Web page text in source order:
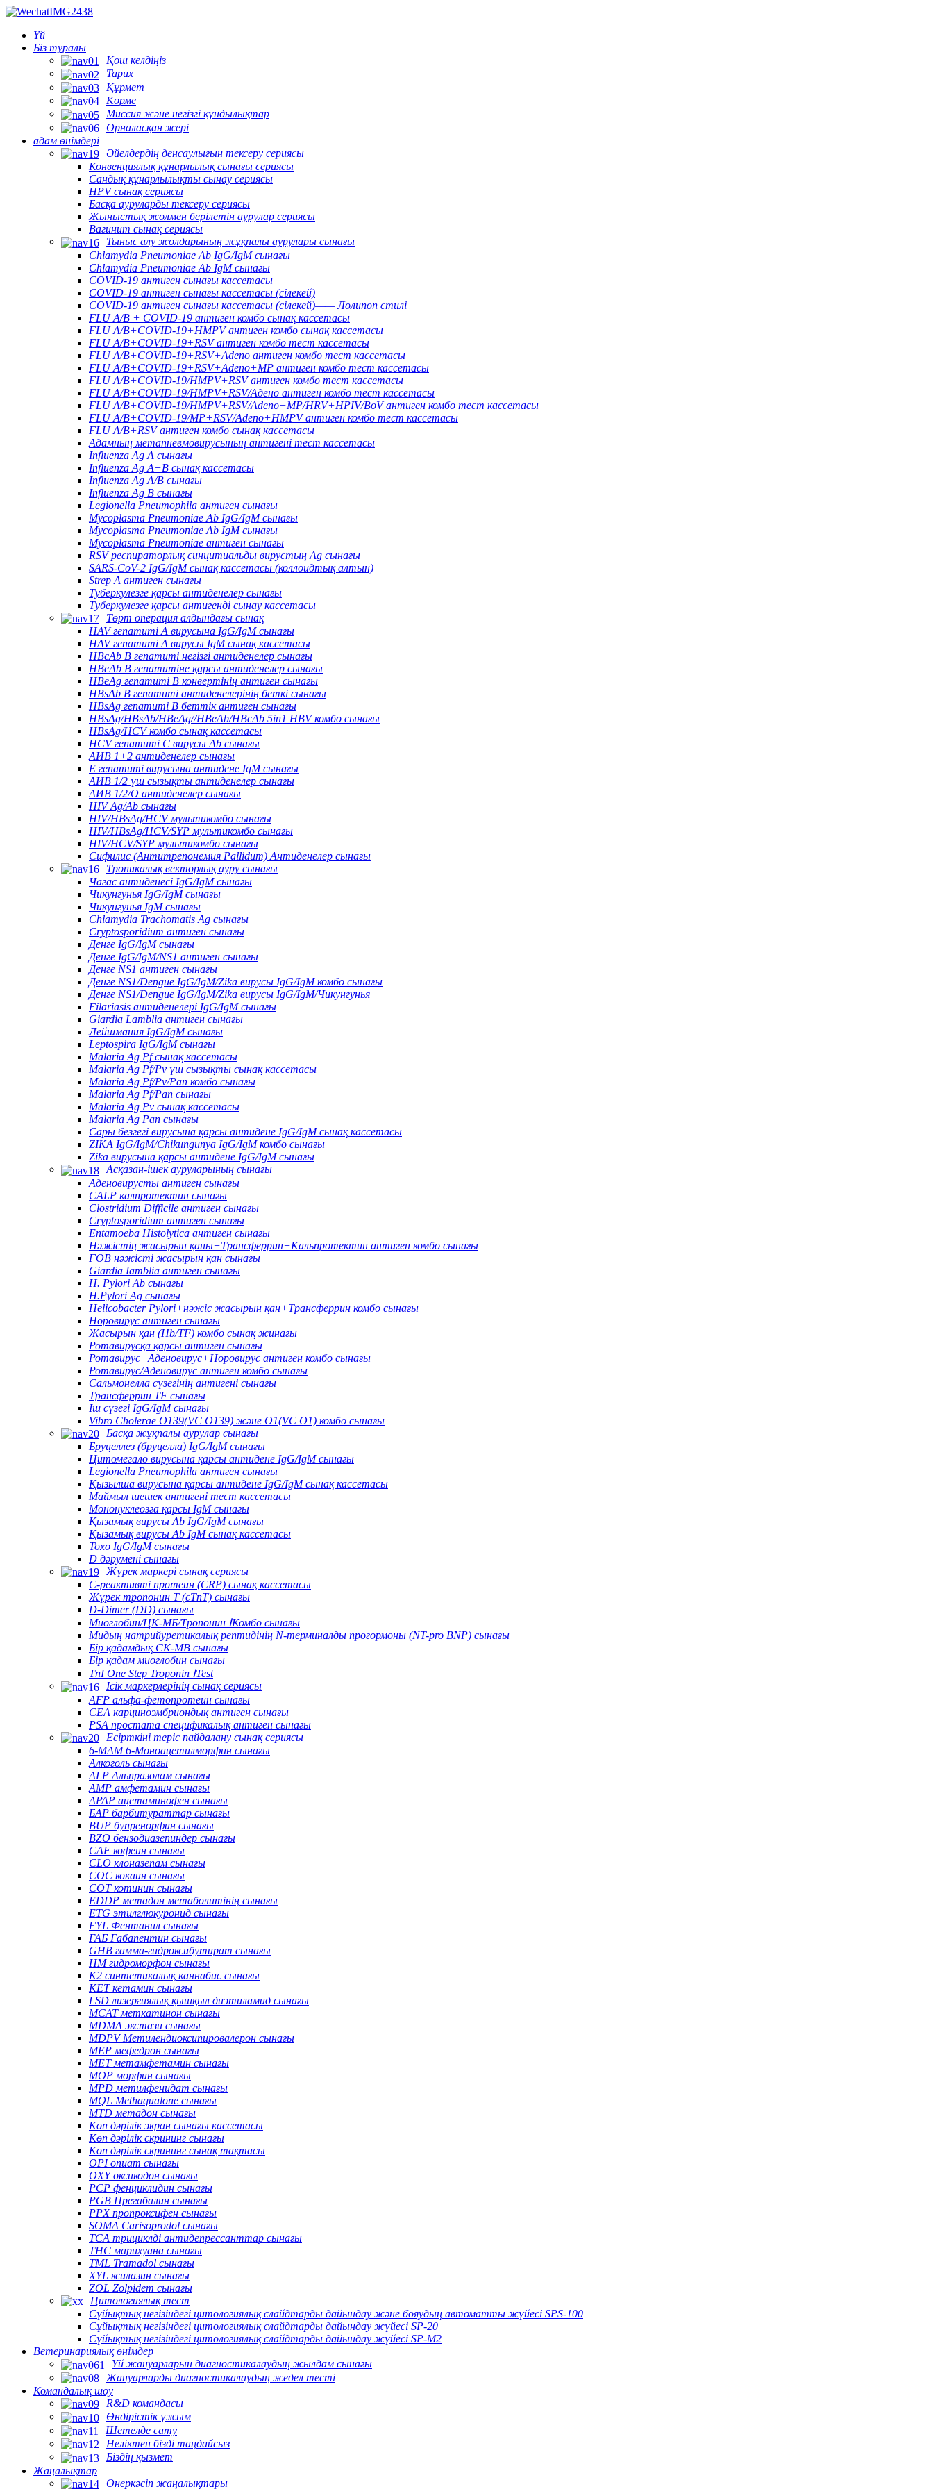
Үй
Біз туралы
Қош келдіңіз
Тарих
Құрмет
Көрме
Миссия және негізгі құндылықтар
Орналасқан жері
адам өнімдері
Әйелдердің денсаулығын тексеру сериясы
Конвенциялық құнарлылық сынағы сериясы
Сандық құнарлылықты сынау сериясы
HPV сынақ сериясы
Басқа ауруларды тексеру сериясы
Жыныстық жолмен берілетін аурулар сериясы
Вагинит сынақ сериясы
Тыныс алу жолдарының жұқпалы аурулары сынағы
Chlamydia Pneumoniae Ab IgG/IgM сынағы
Chlamydia Pneumoniae Ab IgM сынағы
COVID-19 антиген сынағы кассетасы
COVID-19 антиген сынағы кассетасы (сілекей)
COVID-19 антиген сынағы кассетасы (сілекей)—— Лолипоп стилі
FLU A/B + COVID-19 антиген комбо сынақ кассетасы
FLU A/B+COVID-19+HMPV антиген комбо сынақ кассетасы
FLU A/B+COVID-19+RSV антиген комбо тест кассетасы
FLU A/B+COVID-19+RSV+Adeno антиген комбо тест кассетасы
FLU A/B+COVID-19+RSV+Adeno+MP антиген комбо тест кассетасы
FLU A/B+COVID-19/HMPV+RSV антиген комбо тест кассетасы
FLU A/B+COVID-19/HMPV+RSV/Адено антиген комбо тест кассетасы
FLU A/B+COVID-19/HMPV+RSV/Adeno+MP/HRV+HPIV/BoV антиген комбо тест кассетасы
FLU A/B+COVID-19/MP+RSV/Adeno+HMPV антиген комбо тест кассетасы
FLU A/B+RSV антиген комбо сынақ кассетасы
Адамның метапневмовирусының антигені тест кассетасы
Influenza Ag A сынағы
Influenza Ag A+B сынақ кассетасы
Influenza Ag A/B сынағы
Influenza Ag B сынағы
Legionella Pneumophila антиген сынағы
Mycoplasma Pneumoniae Ab IgG/IgM сынағы
Mycoplasma Pneumoniae Ab IgM сынағы
Mycoplasma Pneumoniae антиген сынағы
RSV респираторлық синцитиальды вирустың Ag сынағы
SARS-CoV-2 IgG/IgM сынақ кассетасы (коллоидтық алтын)
Strep A антиген сынағы
Туберкулезге қарсы антиденелер сынағы
Туберкулезге қарсы антигенді сынау кассетасы
Төрт операция алдындағы сынақ
HAV гепатиті А вирусына IgG/IgM сынағы
HAV гепатиті А вирусы IgM сынақ кассетасы
HBcAb В гепатиті негізгі антиденелер сынағы
HBeAb В гепатитіне қарсы антиденелер сынағы
HBeAg гепатиті В конвертінің антиген сынағы
HBsAb В гепатиті антиденелерінің беткі сынағы
HBsAg гепатиті В беттік антиген сынағы
HBsAg/HBsAb/HBeAg//HBeAb/HBcAb 5in1 HBV комбо сынағы
HBsAg/HCV комбо сынақ кассетасы
HCV гепатиті С вирусы Ab сынағы
АИВ 1+2 антиденелер сынағы
Е гепатиті вирусына антидене IgM сынағы
АИВ 1/2 үш сызықты антиденелер сынағы
АИВ 1/2/O антиденелер сынағы
HIV Ag/Ab сынағы
HIV/HBsAg/HCV мультикомбо сынағы
HIV/HBsAg/HCV/SYP мультикомбо сынағы
HIV/HCV/SYP мультикомбо сынағы
Сифилис (Антитрепонемия Pallidum) Антиденелер сынағы
Тропикалық векторлық ауру сынағы
Чагас антиденесі IgG/IgM сынағы
Чикунгунья IgG/IgM сынағы
Чикунгунья IgM сынағы
Chlamydia Trachomatis Ag сынағы
Cryptosporidium антиген сынағы
Денге IgG/IgM сынағы
Денге IgG/IgM/NS1 антиген сынағы
Денге NS1 антиген сынағы
Денге NS1/Dengue IgG/IgM/Zika вирусы IgG/IgM комбо сынағы
Денге NS1/Dengue IgG/IgM/Zika вирусы IgG/IgM/Чикунгунья
Filariasis антиденелері IgG/IgM сынағы
Giardia Lamblia антиген сынағы
Лейшмания IgG/IgM сынағы
Leptospira IgG/IgM сынағы
Malaria Ag Pf сынақ кассетасы
Malaria Ag Pf/Pv үш сызықты сынақ кассетасы
Malaria Ag Pf/Pv/Pan комбо сынағы
Malaria Ag Pf/Pan сынағы
Malaria Ag Pv сынақ кассетасы
Malaria Ag Pan сынағы
Сары безгегі вирусына қарсы антидене IgG/IgM сынақ кассетасы
ZIKA IgG/IgM/Chikungunya IgG/IgM комбо сынағы
Zika вирусына қарсы антидене IgG/IgM сынағы
Асқазан-ішек ауруларының сынағы
Аденовирусты антиген сынағы
CALP калпротектин сынағы
Clostridium Difficile антиген сынағы
Cryptosporidium антиген сынағы
Entamoeba Histolytica антиген сынағы
Нәжістің жасырын қаны+Трансферрин+Кальпротектин антиген комбо сынағы
FOB нәжісті жасырын қан сынағы
Giardia Iamblia антиген сынағы
H. Pylori Ab сынағы
H.Pylori Ag сынағы
Helicobacter Pylori+нәжіс жасырын қан+Трансферрин комбо сынағы
Норовирус антиген сынағы
Жасырын қан (Hb/TF) комбо сынақ жинағы
Ротавирусқа қарсы антиген сынағы
Ротавирус+Аденовирус+Норовирус антиген комбо сынағы
Ротавирус/Аденовирус антиген комбо сынағы
Сальмонелла сүзегінің антигені сынағы
Трансферрин TF сынағы
Іш сүзегі IgG/IgM сынағы
Vibro Cholerae O139(VC O139) және O1(VC O1) комбо сынағы
Басқа жұқпалы аурулар сынағы
Бруцеллез (бруцелла) IgG/IgM сынағы
Цитомегало вирусына қарсы антидене IgG/IgM сынағы
Legionella Pneumophila антиген сынағы
Қызылша вирусына қарсы антидене IgG/IgM сынақ кассетасы
Маймыл шешек антигені тест кассетасы
Мононуклеозға қарсы IgM сынағы
Қызамық вирусы Ab IgG/IgM сынағы
Қызамық вирусы Ab IgM сынақ кассетасы
Toxo IgG/IgM сынағы
D дәрумені сынағы
Жүрек маркері сынақ сериясы
C-реактивті протеин (CRP) сынақ кассетасы
Жүрек тропонин T (cTnT) сынағы
D-Dimer (DD) сынағы
Миоглобин/ЦК-МБ/Тропонин ⅠКомбо сынағы
Мидың натрийуретикалық рептидінің N-терминалды прогормоны (NT-pro BNP) сынағы
Бір қадамдық CK-MB сынағы
Бір қадам миоглобин сынағы
TnI One Step Troponin ⅠTest
Ісік маркерлерінің сынақ сериясы
AFP альфа-фетопротеин сынағы
CEA карциноэмбриондық антиген сынағы
PSA простата спецификалық антиген сынағы
Есірткіні теріс пайдалану сынақ сериясы
6-MAM 6-Моноацетилморфин сынағы
Алкоголь сынағы
ALP Альпразолам сынағы
AMP амфетамин сынағы
APAP ацетаминофен сынағы
БАР барбитураттар сынағы
BUP бупренорфин сынағы
BZO бензодиазепиндер сынағы
CAF кофеин сынағы
CLO клоназепам сынағы
COC кокаин сынағы
COT котинин сынағы
EDDP метадон метаболитінің сынағы
ETG этилглюкуронид сынағы
FYL Фентанил сынағы
ГАБ Габапентин сынағы
GHB гамма-гидроксибутират сынағы
HM гидроморфон сынағы
K2 синтетикалық каннабис сынағы
KET кетамин сынағы
LSD лизергиялық қышқыл диэтиламид сынағы
MCAT меткатинон сынағы
MDMA экстази сынағы
MDPV Метилендиоксипировалерон сынағы
MEP мефедрон сынағы
MET метамфетамин сынағы
MOP морфин сынағы
MPD метилфенидат сынағы
MQL Methaqualone сынағы
MTD метадон сынағы
Көп дәрілік экран сынағы кассетасы
Көп дәрілік скрининг сынағы
Көп дәрілік скрининг сынақ тақтасы
OPI опиат сынағы
OXY оксикодон сынағы
PCP фенциклидин сынағы
PGB Прегабалин сынағы
PPX пропроксифен сынағы
SOMA Carisoprodol сынағы
TCA трициклді антидепрессанттар сынағы
THC марихуана сынағы
TML Tramadol сынағы
XYL ксилазин сынағы
ZOL Zolpidem сынағы
Цитологиялық тест
Сұйықтық негізіндегі цитологиялық слайдтарды дайындау және бояудың автоматты жүйесі SPS-100
Сұйықтық негізіндегі цитологиялық слайдтарды дайындау жүйесі SP-20
Сұйықтық негізіндегі цитологиялық слайдтарды дайындау жүйесі SP-M2
Ветеринариялық өнімдер
Үй жануарларын диагностикалаудың жылдам сынағы
Жануарларды диагностикалаудың жедел тесті
Командалық шоу
R&D командасы
Өндірістік ұжым
Шетелде сату
Неліктен бізді таңдайсыз
Біздің қызмет
Жаңалықтар
Өнеркәсіп жаңалықтары